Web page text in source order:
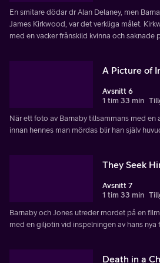
En smitare dödar dr Alan Delaney, men
James Kirkwood, var det verkliga målet.
med en vacker frånskild kvinna och saknade
A Picture of
Avsnitt 6
1 tim 33 min
När ett foto av Barnaby tillsammans med en
innan hennes man mördas blir han själv
They Seek
Avsnitt 7
1 tim 33 min
Barnaby och Jones utreder mordet på en
med en giljotin vid inspelningen av hans nya
Death in a